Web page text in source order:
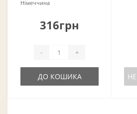
Німеччина
316грн
- +
ДО КОШИКА